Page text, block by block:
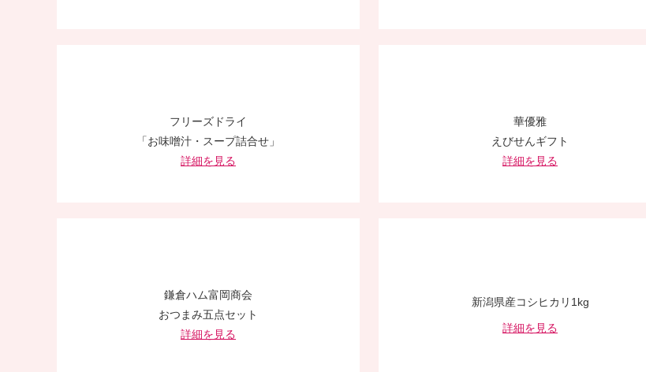
フリーズドライ
「お味噌汁・スープ詰合せ」
詳細を見る
華優雅
えびせんギフト
詳細を見る
鎌倉ハム富岡商会
おつまみ五点セット
詳細を見る
新潟県産コシヒカリ1kg
詳細を見る